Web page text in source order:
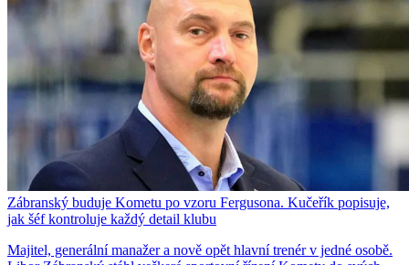
Zábranský buduje Kometu po vzoru Fergusona. Kučeřík popisuje,
jak šéf kontroluje každý detail klubu
Majitel, generální manažer a nově opět hlavní trenér v jedné osobě.